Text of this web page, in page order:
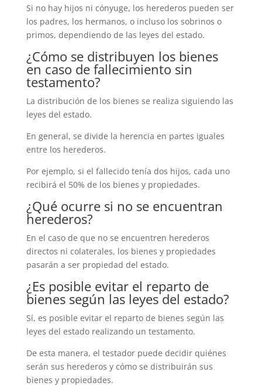
Si no hay hijos ni cónyuge, los herederos pueden ser
los padres, los hermanos, o incluso los sobrinos o
primos, dependiendo de las leyes del estado.
¿Cómo se distribuyen los bienes
en caso de fallecimiento sin
testamento?
La distribución de los bienes se realiza siguiendo las
leyes del estado.
En general, se divide la herencia en partes iguales
entre los herederos.
Por ejemplo, si el fallecido tenía dos hijos, cada uno
recibirá el 50% de los bienes y propiedades.
¿Qué ocurre si no se encuentran
herederos?
En el caso de que no se encuentren herederos
directos ni colaterales, los bienes y propiedades
pasarán a ser propiedad del estado.
¿Es posible evitar el reparto de
bienes según las leyes del estado?
Sí, es posible evitar el reparto de bienes según las
leyes del estado realizando un testamento.
De esta manera, el testador puede decidir quiénes
serán sus herederos y cómo se distribuirán sus
bienes y propiedades.